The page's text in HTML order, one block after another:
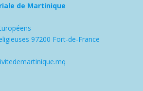
de Martinique
97200 Fort-de-France